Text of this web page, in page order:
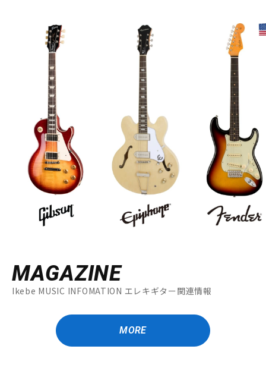
MAGAZINE
Ikebe MUSIC INFOMATION エレキギター関連情報
MORE